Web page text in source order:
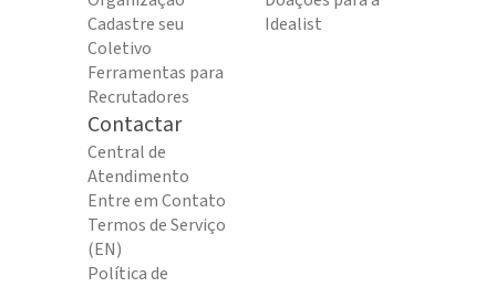
Cadastre seu
Coletivo
Ferramentas para
Recrutadores
Idealist
Contactar
Central de
Atendimento
Entre em Contato
Termos de Serviço
(EN)
Política de